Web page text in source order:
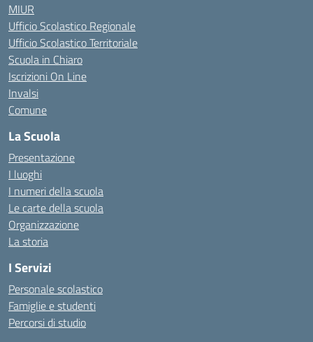
MIUR
Ufficio Scolastico Regionale
Ufficio Scolastico Territoriale
Scuola in Chiaro
Iscrizioni On Line
Invalsi
Comune
La Scuola
Presentazione
I luoghi
I numeri della scuola
Le carte della scuola
Organizzazione
La storia
I Servizi
Personale scolastico
Famiglie e studenti
Percorsi di studio